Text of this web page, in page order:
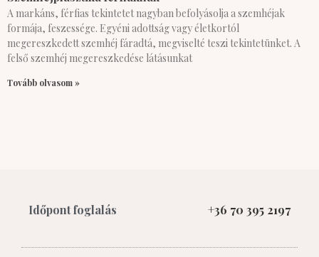
A markáns, férfias tekintetet nagyban befolyásolja a szemhéjak
formája, feszessége. Egyéni adottság vagy életkortól
megereszkedett szemhéj fáradtá, megviselté teszi tekintetünket. A
felső szemhéj megereszkedése látásunkat
Tovább olvasom »
Időpont foglalás +36 70 395 2197